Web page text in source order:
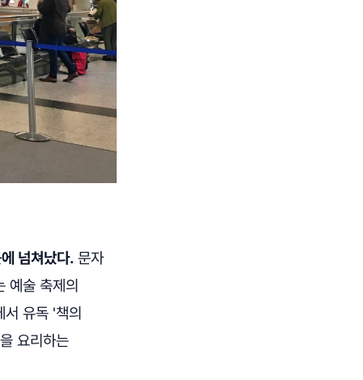
넘쳐났다. 문자
예술 축제의
유독 '책의
요리하는